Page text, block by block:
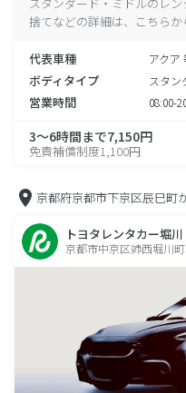
捨てなどの詳細は、こちらか
代表車種 アクア
ボディタイプ スタン
営業時間 08:00-
3～6時間まで7,150円
免責補償制度1,100円
京都府京都市下京区辰巳町
トヨタレンタカー堀川
京都市中京区姉西堀川